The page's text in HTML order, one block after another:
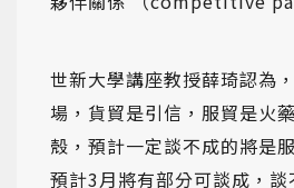
世新大學講座教授薛琦認為
場，貨貿是引信，服貿是火
殼，預計一定談不成的將是
預計3月將有部分可談成，